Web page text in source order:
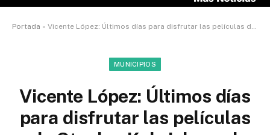
Portada » Vicente López: Últimos días para disfrutar las películas de Stanley Kubrick en el Cine York
MUNICIPIOS
Vicente López: Últimos días
para disfrutar las películas